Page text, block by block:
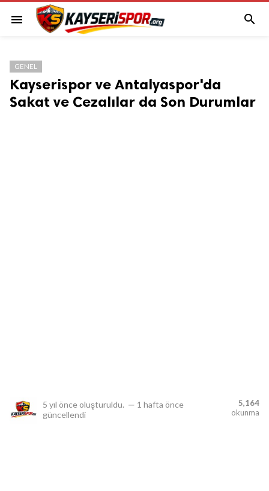
menu 
GENEL
Kayserispor ve Antalyaspor'da
Sakat ve Cezalılar da Son Durumlar
5 yıl önce oluşturuldu. — 1 hafta önce
güncellendi
5,164
okunma